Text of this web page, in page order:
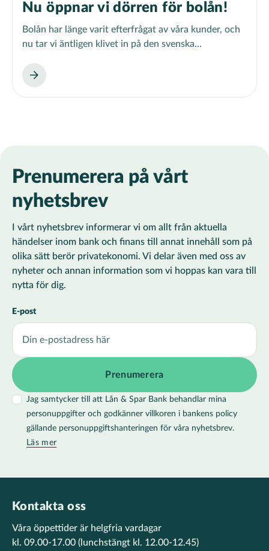
Nu öppnar vi dörren för bolån!
Bolån har länge varit efterfrågat av våra kunder, och
nu tar vi äntligen klivet in på den svenska...
Prenumerera på vårt
nyhetsbrev
I vårt nyhetsbrev informerar vi om allt från aktuella
händelser inom bank och finans till annat innehåll som på
olika sätt berör privatekonomi. Vi delar även med oss av
nyheter och annan information som vi hoppas kan vara till
nytta för dig.
E-post
Jag samtycker till att Lån & Spar Bank behandlar mina
personuppgifter och godkänner villkoren i bankens policy
gällande personuppgiftshanteringen för våra nyhetsbrev.
Läs mer
Kontakta oss
Våra öppettider är helgfria vardagar
kl. 09.00-17.00 (lunchstängt kl. 12.00-12.45)